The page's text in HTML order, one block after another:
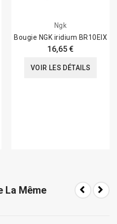
Ngk
Bougie NGK iridium BR10EIX
16,65 €
VOIR LES DÉTAILS
La Même